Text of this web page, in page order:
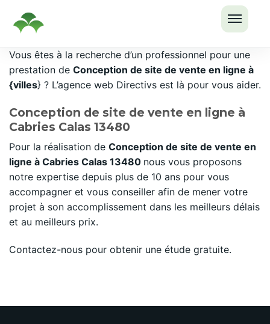
LE
MENU
Passer
au
contenu
Vous êtes à la recherche d’un professionnel pour une
prestation de Conception de site de vente en ligne à
{villes} ? L’agence web Directivs est là pour vous aider.
Conception de site de vente en ligne à
Cabries Calas 13480
Pour la réalisation de Conception de site de vente en
ligne à Cabries Calas 13480 nous vous proposons
notre expertise depuis plus de 10 ans pour vous
accompagner et vous conseiller afin de mener votre
projet à son accomplissement dans les meilleurs délais
et au meilleurs prix.
Contactez-nous pour obtenir une étude gratuite.